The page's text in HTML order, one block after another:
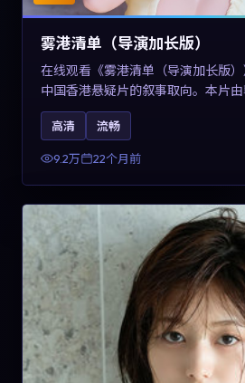
雾港清单（导演加长版）
在线观看《雾港清单（导演加长版
中国香港悬疑片的叙事取向。本片
景春与咏梅主演，情节通过音乐与声
力，兼具娱乐性与讨论空间，适合
比参考。
高清 流畅
9.2万 22个月前